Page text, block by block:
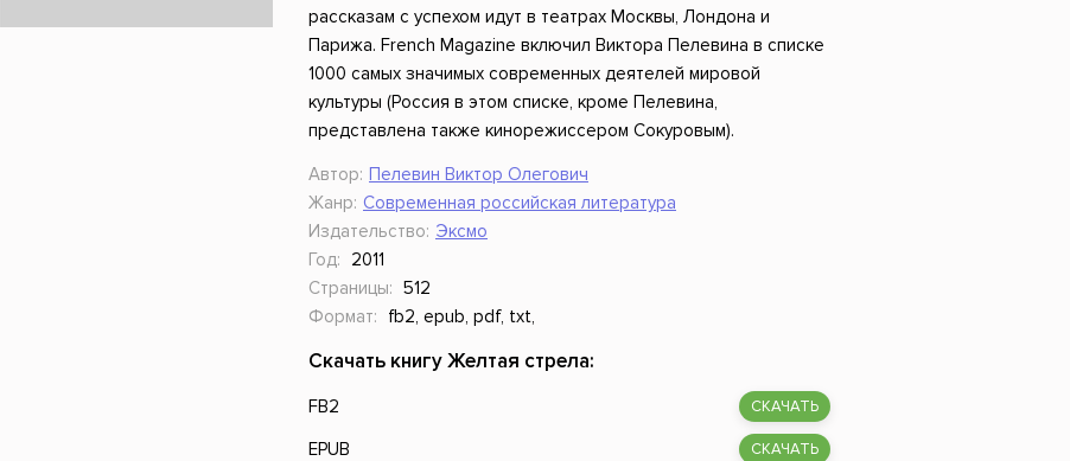
рассказам с успехом идут в театрах Москвы, Лондона и
Парижа. French Magazine включил Виктора Пелевина в списке
1000 самых значимых современных деятелей мировой
культуры (Россия в этом списке, кроме Пелевина,
представлена также кинорежиссером Сокуровым).
Автор: Пелевин Виктор Олегович
Жанр: Современная российская литература
Издательство: Эксмо
Год:
2011
Страницы: 512
Формат:
fb2, epub, pdf, txt,
Скачать книгу Желтая стрела:
FB2 СКАЧАТЬ
EPUB СКАЧАТЬ